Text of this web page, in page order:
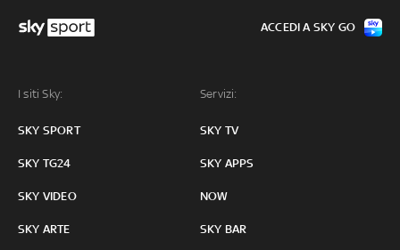
I siti Sky:
SKY SPORT
SKY TG24
SKY VIDEO
SKY ARTE
Servizi:
SKY TV
SKY APPS
NOW
SKY BAR
ACCEDI A SKY GO